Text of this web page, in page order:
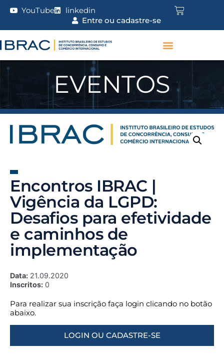
YouTube
linkedin
Entre ou cadastre-se
EVENTOS
Encontros IBRAC |
Vigência da LGPD:
Desafios para efetividade
e caminhos de
implementação
Data: 21.09.2020
Inscritos: 0
Para realizar sua inscrição faça login clicando no botão
abaixo.
LOGIN OU CADASTRE-SE